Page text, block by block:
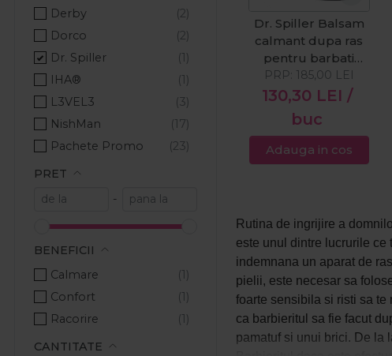
Derby
Dorco
Dr. Spiller
IHA®
L3VEL3
NishMan
Pachete Promo
Pacinos
Vines Vintage
PRET
-
BENEFICII
Calmare
Confort
Racorire
CANTITATE
Dr. Spiller Balsam
calmant dupa ras
pentru barbati
50ml
130,30 LEI /
buc
PRP: 185,00 LEI
Adauga in cos
Rutina de ingrijire a
este unul dintre lucrurile ce
indemnana un aparat de
pielii, este necesar sa
foarte sensibila si risti sa te
ca barbieritul sa fie facut
pamatuf si unui brici. De la